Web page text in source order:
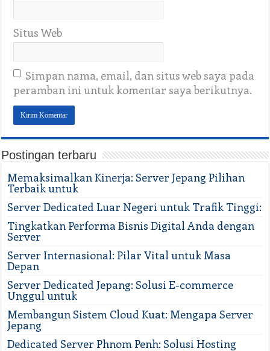
Situs Web
Simpan nama, email, dan situs web saya pada
peramban ini untuk komentar saya berikutnya.
Postingan terbaru
Memaksimalkan Kinerja: Server Jepang Pilihan
Terbaik untuk
Server Dedicated Luar Negeri untuk Trafik Tinggi:
Tingkatkan Performa Bisnis Digital Anda dengan
Server
Server Internasional: Pilar Vital untuk Masa
Depan
Server Dedicated Jepang: Solusi E-commerce
Unggul untuk
Membangun Sistem Cloud Kuat: Mengapa Server
Jepang
Dedicated Server Phnom Penh: Solusi Hosting